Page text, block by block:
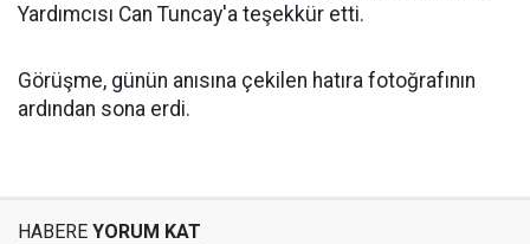
Yardımcısı Can Tuncay'a teşekkür etti.
Görüşme, günün anısına çekilen hatıra fotoğrafının
ardından sona erdi.
HABERE YORUM KAT